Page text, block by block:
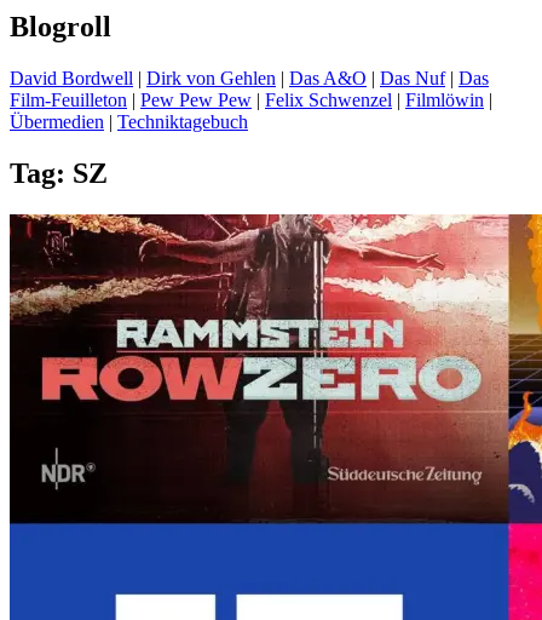
Blogroll
David Bordwell | Dirk von Gehlen | Das A&O | Das Nuf| Das
Film-Feuilleton | Pew Pew Pew | Felix Schwenzel | Filmlöwin |
Übermedien | Techniktagebuch
Tag: SZ